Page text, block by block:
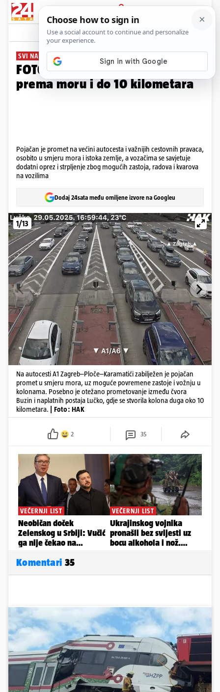
PRIJAVA
Galerija Komentari
SVI NA PRODUŽENI VIKEND
FOTO Kaos na cestama: Kolone
prema moru i do 10 kilometara
Pojačan je promet na većini autocesta i važnijih cestovnih pravaca,
osobito u smjeru mora i istoka zemlje, a vozačima se savjetuje
dodatni oprez i strpljenje zbog mogućih zastoja, radova i kvarova
na vozilima
Dodaj 24sata među omiljene izvore na Googleu
1/13
Na autocesti A1 Zagreb–Ploče–Karamatići zabilježen je pojačan
promet u smjeru mora, uz moguće povremene zastoje i vožnju u
kolonama. Posebno je otežano prometovanje između čvora
Buzin i naplatnih postaja Lučko, gdje se stvorila kolona duga oko 10
kilometara.
| Foto: HAK
2 35
Komentari 35